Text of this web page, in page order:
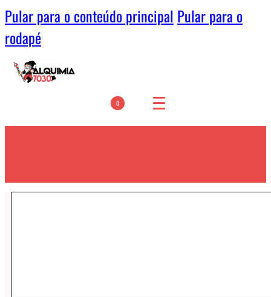
Pular para o conteúdo principal Pular para o
rodapé
0